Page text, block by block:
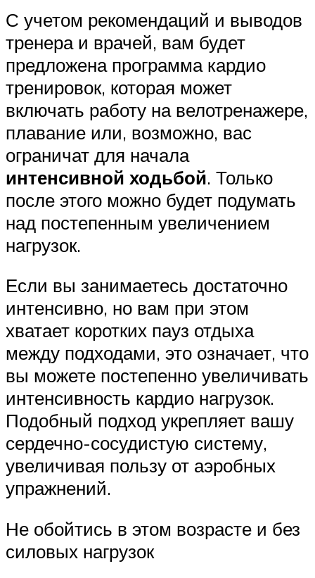
С учетом рекомендаций и выводов
тренера и врачей, вам будет
предложена программа кардио
тренировок, которая может
включать работу на велотренажере,
плавание или, возможно, вас
ограничат для начала
интенсивной ходьбой. Только
после этого можно будет подумать
над постепенным увеличением
нагрузок.
Если вы занимаетесь достаточно
интенсивно, но вам при этом
хватает коротких пауз отдыха
между подходами, это означает, что
вы можете постепенно увеличивать
интенсивность кардио нагрузок.
Подобный подход укрепляет вашу
сердечно-сосудистую систему,
увеличивая пользу от аэробных
упражнений.
Не обойтись в этом возрасте и без
силовых нагрузок